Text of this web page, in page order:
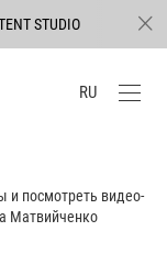
STUDIO
RU
и посмотреть видео-
Матвийченко